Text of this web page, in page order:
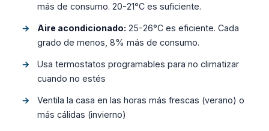
más de consumo. 20-21°C es suficiente.
Aire acondicionado: 25-26°C es eficiente. Cada
grado de menos, 8% más de consumo.
Usa termostatos programables para no climatizar
cuando no estés
Ventila la casa en las horas más frescas (verano) o
más cálidas (invierno)